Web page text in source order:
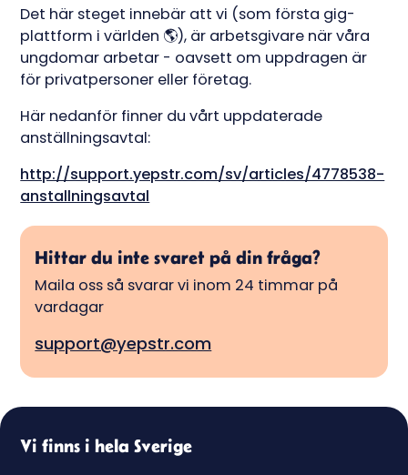
Det här steget innebär att vi (som första gig-
plattform i världen 🌎), är arbetsgivare när våra
ungdomar arbetar - oavsett om uppdragen är
för privatpersoner eller företag.
Här nedanför finner du vårt uppdaterade
anställningsavtal:
http://support.yepstr.com/sv/articles/4778538-
anstallningsavtal
Hittar du inte svaret på din fråga?
Maila oss så svarar vi inom 24 timmar på
vardagar
support@yepstr.com
Vi finns i hela Sverige